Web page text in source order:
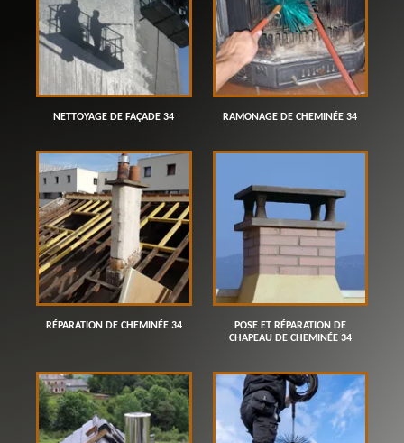
NETTOYAGE DE FAÇADE 34 RAMONAGE DE CHEMINÉE 34
RÉPARATION DE CHEMINÉE 34
POSE ET RÉPARATION DE
CHAPEAU DE CHEMINÉE 34